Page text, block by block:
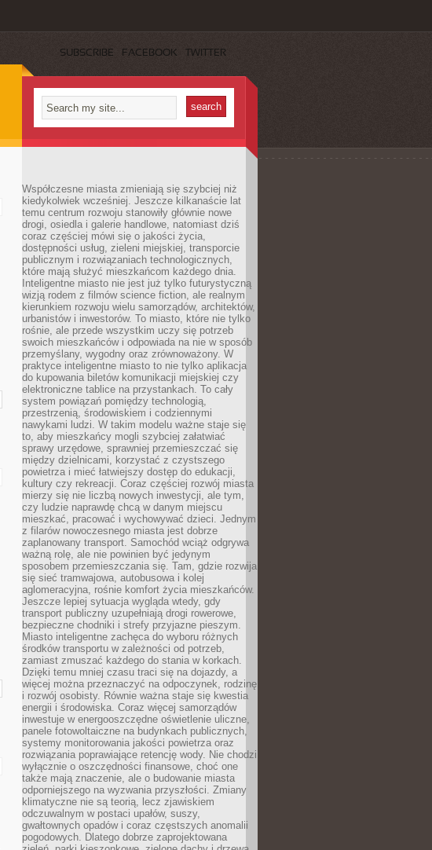
SUBSCRIBE FACEBOOK TWITTER
Współczesne miasta zmieniają się szybciej niż
kiedykolwiek wcześniej. Jeszcze kilkanaście lat
temu centrum rozwoju stanowiły głównie nowe
drogi, osiedla i galerie handlowe, natomiast dziś
coraz częściej mówi się o jakości życia,
dostępności usług, zieleni miejskiej, transporcie
publicznym i rozwiązaniach technologicznych,
które mają służyć mieszkańcom każdego dnia.
Inteligentne miasto nie jest już tylko futurystyczną
wizją rodem z filmów science fiction, ale realnym
kierunkiem rozwoju wielu samorządów, architektów,
urbanistów i inwestorów. To miasto, które nie tylko
rośnie, ale przede wszystkim uczy się potrzeb
swoich mieszkańców i odpowiada na nie w sposób
przemyślany, wygodny oraz zrównoważony. W
praktyce inteligentne miasto to nie tylko aplikacja
do kupowania biletów komunikacji miejskiej czy
elektroniczne tablice na przystankach. To cały
system powiązań pomiędzy technologią,
przestrzenią, środowiskiem i codziennymi
nawykami ludzi. W takim modelu ważne staje się
to, aby mieszkańcy mogli szybciej załatwiać
sprawy urzędowe, sprawniej przemieszczać się
między dzielnicami, korzystać z czystszego
powietrza i mieć łatwiejszy dostęp do edukacji,
kultury czy rekreacji. Coraz częściej rozwój miasta
mierzy się nie liczbą nowych inwestycji, ale tym,
czy ludzie naprawdę chcą w danym miejscu
mieszkać, pracować i wychowywać dzieci. Jednym
z filarów nowoczesnego miasta jest dobrze
zaplanowany transport. Samochód wciąż odgrywa
ważną rolę, ale nie powinien być jedynym
sposobem przemieszczania się. Tam, gdzie rozwija
się sieć tramwajowa, autobusowa i kolej
aglomeracyjna, rośnie komfort życia mieszkańców.
Jeszcze lepiej sytuacja wygląda wtedy, gdy
transport publiczny uzupełniają drogi rowerowe,
bezpieczne chodniki i strefy przyjazne pieszym.
Miasto inteligentne zachęca do wyboru różnych
środków transportu w zależności od potrzeb,
zamiast zmuszać każdego do stania w korkach.
Dzięki temu mniej czasu traci się na dojazdy, a
więcej można przeznaczyć na odpoczynek, rodzinę
i rozwój osobisty. Równie ważna staje się kwestia
energii i środowiska. Coraz więcej samorządów
inwestuje w energooszczędne oświetlenie uliczne,
panele fotowoltaiczne na budynkach publicznych,
systemy monitorowania jakości powietrza oraz
rozwiązania poprawiające retencję wody. Nie chodzi
wyłącznie o oszczędności finansowe, choć one
także mają znaczenie, ale o budowanie miasta
odporniejszego na wyzwania przyszłości. Zmiany
klimatyczne nie są teorią, lecz zjawiskiem
odczuwalnym w postaci upałów, suszy,
gwałtownych opadów i coraz częstszych anomalii
pogodowych. Dlatego dobrze zaprojektowana